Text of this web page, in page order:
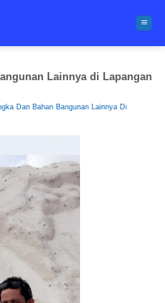
Lainnya di Lapangan
Dan Bahan Bangunan Lainnya Di